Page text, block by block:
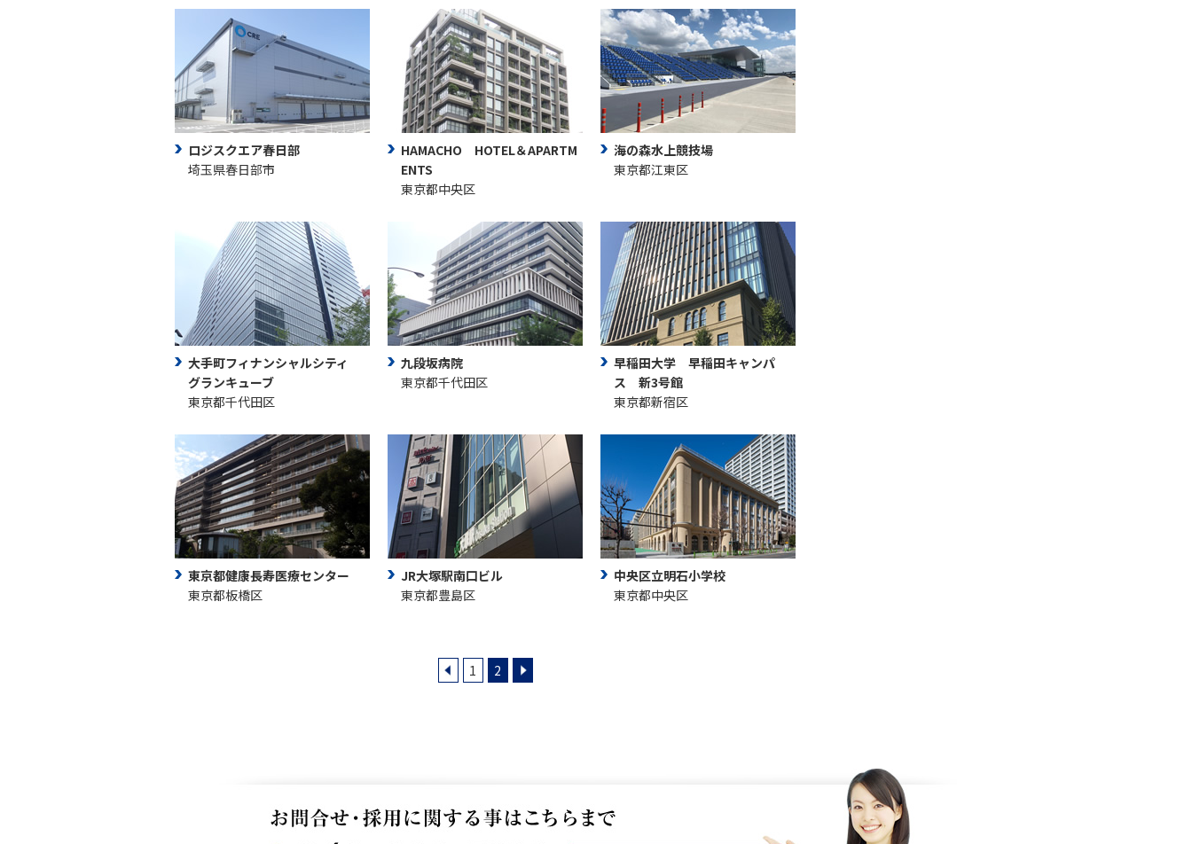
ロジスクエア春日部
埼玉県春日部市
HAMACHO HOTEL＆APARTM
ENTS
東京都中央区
海の森水上競技場
東京都江東区
大手町フィナンシャルシティ
グランキューブ
東京都千代田区
九段坂病院
東京都千代田区
早稲田大学 早稲田キャンパ
ス 新3号館
東京都新宿区
東京都健康長寿医療センター
東京都板橋区
JR大塚駅南口ビル
東京都豊島区
中央区立明石小学校
東京都中央区
1 2